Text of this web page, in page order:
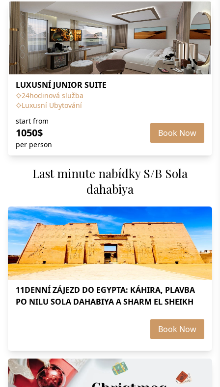
LUXUSNÍ JUNIOR SUITE
24hodinová služba
Luxusní Ubytování
start from
1050$
per person
Book Now
Last minute nabídky S/B Sola
dahabiya
11DENNÍ ZÁJEZD DO EGYPTA: KÁHIRA, PLAVBA
PO NILU SOLA DAHABIYA A SHARM EL SHEIKH
Book Now